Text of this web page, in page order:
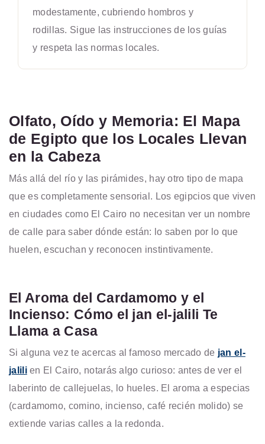
modestamente, cubriendo hombros y
rodillas. Sigue las instrucciones de los guías
y respeta las normas locales.
Olfato, Oído y Memoria: El Mapa
de Egipto que los Locales Llevan
en la Cabeza
Más allá del río y las pirámides, hay otro tipo de mapa
que es completamente sensorial. Los egipcios que viven
en ciudades como El Cairo no necesitan ver un nombre
de calle para saber dónde están: lo saben por lo que
huelen, escuchan y reconocen instintivamente.
El Aroma del Cardamomo y el
Incienso: Cómo el jan el-jalili Te
Llama a Casa
Si alguna vez te acercas al famoso mercado de jan el-
jalilien El Cairo, notarás algo curioso: antes de ver el
laberinto de callejuelas, lo hueles. El aroma a especias
(cardamomo, comino, incienso, café recién molido) se
extiende varias calles a la redonda.